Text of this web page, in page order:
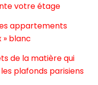
votre étage
appartements
» blanc
de la matière qui
plafonds parisiens